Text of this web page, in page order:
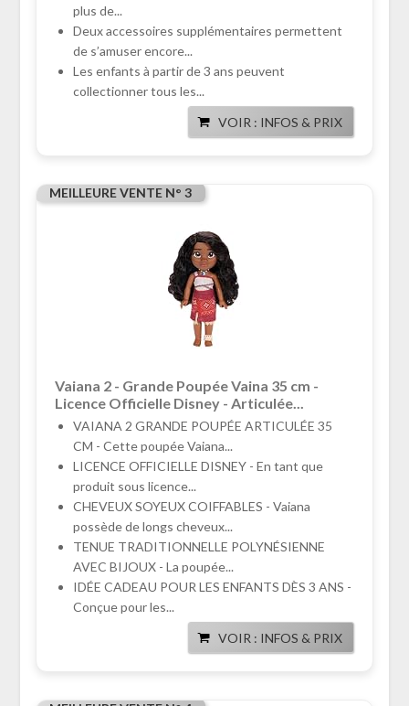
plus de...
Deux accessoires supplémentaires permettent
de s’amuser encore...
Les enfants à partir de 3 ans peuvent
collectionner tous les...
VOIR : INFOS & PRIX
MEILLEURE VENTE N° 3
Vaiana 2 - Grande Poupée Vaina 35 cm -
Licence Officielle Disney - Articulée...
VAIANA 2 GRANDE POUPÉE ARTICULÉE 35
CM - Cette poupée Vaiana...
LICENCE OFFICIELLE DISNEY - En tant que
produit sous licence...
CHEVEUX SOYEUX COIFFABLES - Vaiana
possède de longs cheveux...
TENUE TRADITIONNELLE POLYNÉSIENNE
AVEC BIJOUX - La poupée...
IDÉE CADEAU POUR LES ENFANTS DÈS 3 ANS -
Conçue pour les...
VOIR : INFOS & PRIX